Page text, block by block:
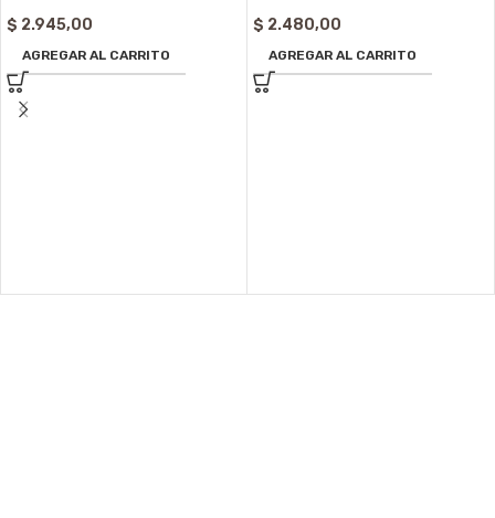
$ 2.945,00
AGREGAR AL CARRITO
$ 2.480,00
AGREGAR AL CARRITO